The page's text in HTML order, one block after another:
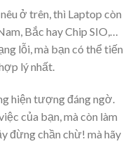
ở trên, thì Laptop còn
Bắc hay Chip SIO,…
lỗi, mà bạn có thể tiến
lý nhất.
hiện tượng đáng ngờ.
của bạn, mà còn làm
đừng chần chừ! mà hãy